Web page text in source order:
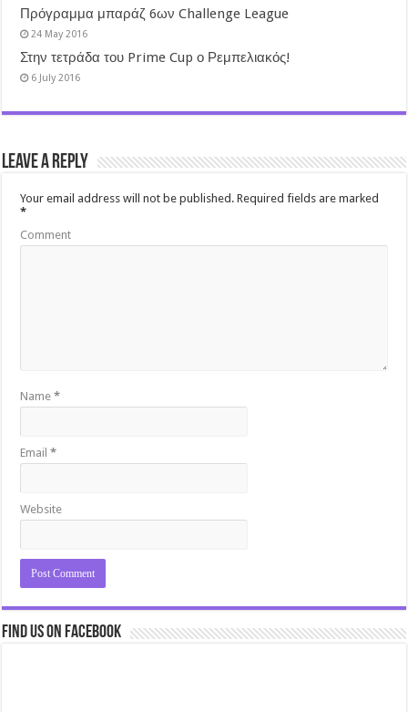
Πρόγραμμα μπαράζ 6ων Challenge League
24 May 2016
Στην τετράδα του Prime Cup ο Ρεμπελιακός!
6 July 2016
Leave a Reply
Your email address will not be published. Required fields are marked
*
Comment
Name*
Email*
Website
Find us on Facebook